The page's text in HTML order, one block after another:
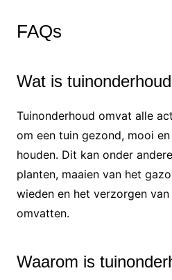
FAQs
Wat is
Tuinonderhoud omvat alle
om een tuin gezond, mooi
houden. Dit kan onder
planten, maaien van het
wieden en het verzorgen
omvatten.
Waarom is